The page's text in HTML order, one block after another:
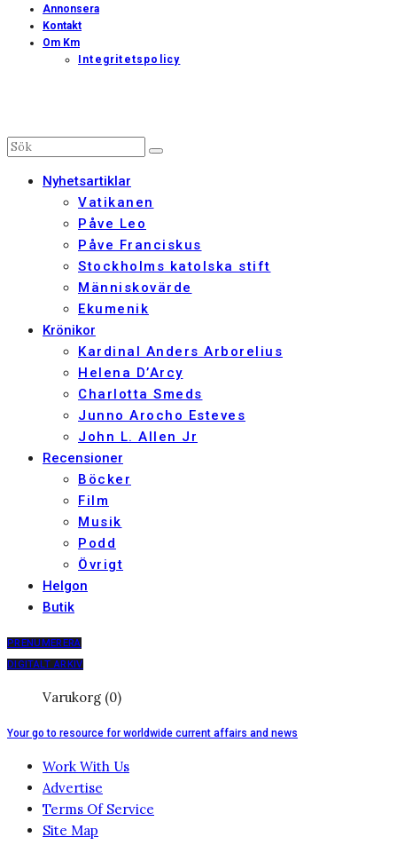
Annonsera
Kontakt
Om Km
Integritetspolicy
Nyhetsartiklar
Vatikanen
Påve Leo
Påve Franciskus
Stockholms katolska stift
Människovärde
Ekumenik
Krönikor
Kardinal Anders Arborelius
Helena D’Arcy
Charlotta Smeds
Junno Arocho Esteves
John L. Allen Jr
Recensioner
Böcker
Film
Musik
Podd
Övrigt
Helgon
Butik
PRENUMERERA
DIGITALT ARKIV
Varukorg (0)
Your go to resource for worldwide current affairs and news
Work With Us
Advertise
Terms Of Service
Site Map